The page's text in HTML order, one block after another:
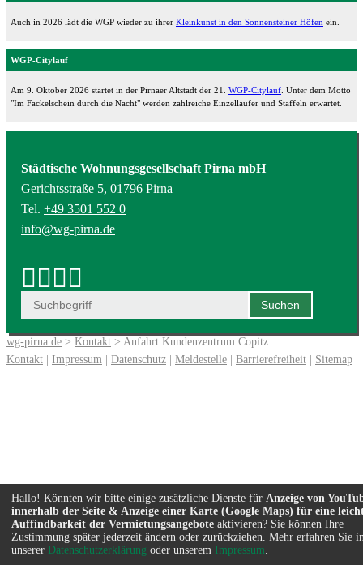
Auch in 2026 lädt die WGP wieder zu ihrer Kleinkunst in den Sonnensteiner Höfen ein.
WGP-Citylauf
Am 9. Oktober 2026 startet in der Pirnaer Altstadt der 21. WGP-Citylauf . Unter dem Motto
"Im Fackelschein durch die Nacht" werden zahlreiche Einzelläufer und Staffeln erwartet.
Städtische Wohnungsgesellschaft Pirna mbH
Gerichtsstraße 5, 01796 Pirna
Tel. +49 3501 552 0
info@wg-pirna.de
wg-pirna.de > Kontakt > Anfahrt Kundenzentrum Copitz
Kontakt | Impressum | Datenschutz | Meldestelle | Barrierefreiheit | Sitemap
Hallo! Könnten wir bitte einige zusätzliche Dienste für Anzeige von
innerhalb der Seite & Anzeige einer Karte (Google Maps) für eine
Auffindbarkeit der Vermietungsangebote aktivieren? Sie können Ihre
Zustimmung später jederzeit ändern oder zurückziehen. Mehr erfahren Sie
unserer Datenschutzerklärung oder unserem Impressum